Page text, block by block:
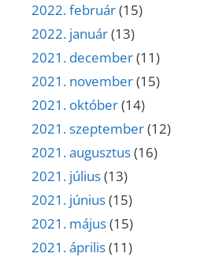
2022. február(15)
2022. január(13)
2021. december(11)
2021. november(15)
2021. október(14)
2021. szeptember(12)
2021. augusztus(16)
2021. július(13)
2021. június(15)
2021. május(15)
2021. április(11)